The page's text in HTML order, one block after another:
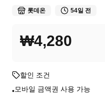
롯데온 54일 전
₩4,280
할인 조건
•모바일 금액권 사용 가능